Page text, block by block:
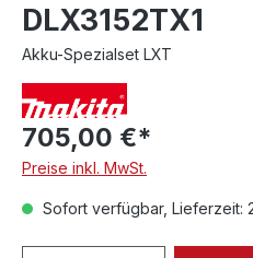
DLX3152TX1
Akku-Spezialset LXT
705,00 €*
Preise inkl. MwSt.
Sofort verfügbar, Lieferzeit: